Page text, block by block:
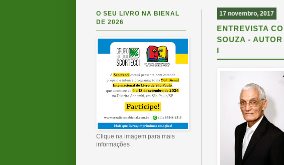
17 novembro, 2017
ENTREVISTA
SOUZA -
I
O SEU LIVRO NA BIENAL
DE 2026
Clique na imagem para mais
informações